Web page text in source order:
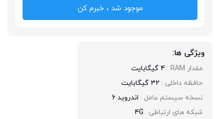
موجود شد ، خبرم کن
ویژگی ها:
مقدار RAM :
4 گیگابایت
حافظه داخلی : 32 گیگابایت
نسخه سیستم عامل : اندروید 6
شبکه های ارتباطی : 4G